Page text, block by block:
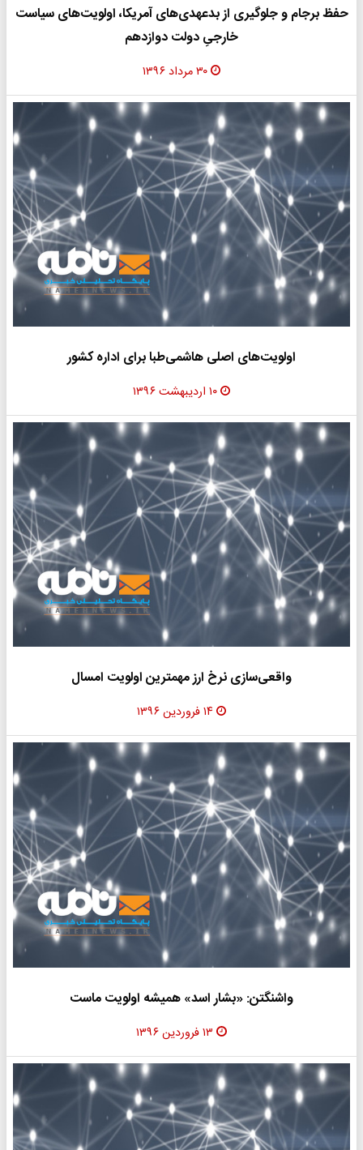
حفظ برجام و جلوگیری از بدعهدی‌های آمریکا، اولویت‌های سیاست
خارجیِ دولت دوازدهم
۳۰ مرداد ۱۳۹۶
اولویت‌های اصلی هاشمی‌طبا برای اداره کشور
۱۰ اردیبهشت ۱۳۹۶
واقعی‌سازی نرخ ارز مهمترین اولویت امسال
۱۴ فروردین ۱۳۹۶
واشنگتن: «بشار اسد» همیشه اولویت ماست
۱۳ فروردین ۱۳۹۶